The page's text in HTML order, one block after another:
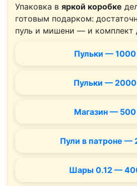
Упаковка в яркой коробке
готовым подарком:
пуль и мишени — и комплект
Пульки —
Пульки —
Магазин —
Пули в патроне —
Шары 0.12 —